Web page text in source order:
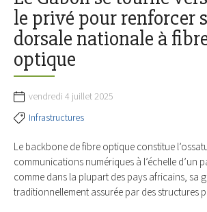
le privé pour renforcer
dorsale nationale à
optique
vendredi 4 juillet 2025
Infrastructures
Le backbone de fibre optique constitue
communications numériques à l’échelle d’un
comme dans la plupart des pays africains, sa
traditionnellement assurée par des structures